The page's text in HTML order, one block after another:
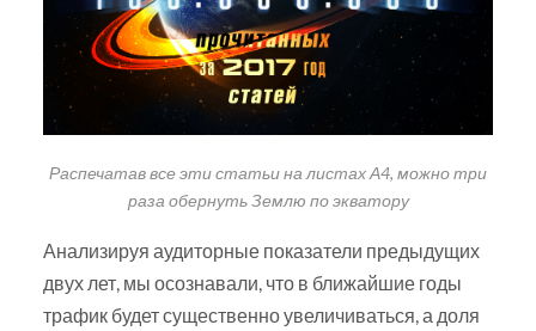
Распечатав все эти статьи на листах А4, можно три
раза обернуть Землю по экватору
Анализируя аудиторные показатели предыдущих
двух лет, мы осознавали, что в ближайшие годы
трафик будет существенно увеличиваться, а доля